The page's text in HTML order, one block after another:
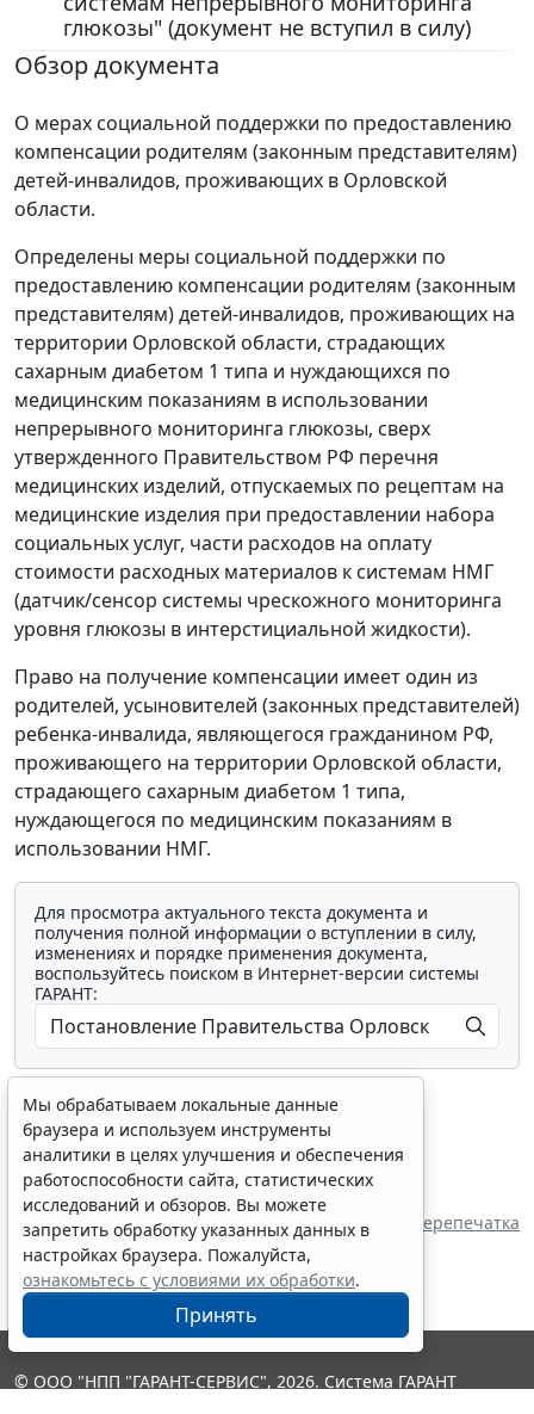
глюкозы" (документ не вступил в силу)
Обзор документа
О мерах социальной поддержки по предоставлению
компенсации родителям (законным представителям)
детей-инвалидов, проживающих в Орловской
области.
Определены меры социальной поддержки по
предоставлению компенсации родителям (законным
представителям) детей-инвалидов, проживающих на
территории Орловской области, страдающих
сахарным диабетом 1 типа и нуждающихся по
медицинским показаниям в использовании
непрерывного мониторинга глюкозы, сверх
утвержденного Правительством РФ перечня
медицинских изделий, отпускаемых по рецептам на
медицинские изделия при предоставлении набора
социальных услуг, части расходов на оплату
стоимости расходных материалов к системам НМГ
(датчик/сенсор системы чрескожного мониторинга
уровня глюкозы в интерстициальной жидкости).
Право на получение компенсации имеет один из
родителей, усыновителей (законных представителей)
ребенка-инвалида, являющегося гражданином РФ,
проживающего на территории Орловской области,
страдающего сахарным диабетом 1 типа,
нуждающегося по медицинским показаниям в
использовании НМГ.
Для просмотра актуального текста документа и
получения полной информации о вступлении в силу,
изменениях и порядке применения документа,
воспользуйтесь поиском в Интернет-версии системы
ГАРАНТ:
Показать все материалы
Источник: Правительство Орловской области Перепечатка
Мы обрабатываем локальные данные
браузера и используем инструменты
аналитики в целях улучшения и обеспечения
работоспособности сайта, статистических
исследований и обзоров. Вы можете
запретить обработку указанных данных в
настройках браузера. Пожалуйста,
ознакомьтесь с условиями их обработки.
Принять
© ООО "НПП "ГАРАНТ-СЕРВИС", 2026. Система ГАРАНТ